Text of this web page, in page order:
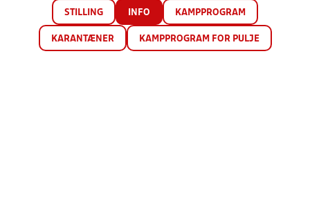
STILLING INFO KAMPPROGRAM
KARANTÆNER KAMPPROGRAM FOR PULJE